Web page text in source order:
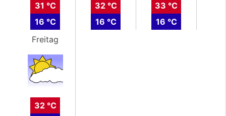
31 °C
16 °C
32 °C
16 °C
33 °C
16 °C
Freitag
32 °C